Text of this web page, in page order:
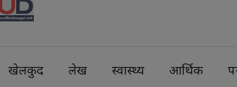
खेलकुद लेख स्वास्थ्य आर्थिक